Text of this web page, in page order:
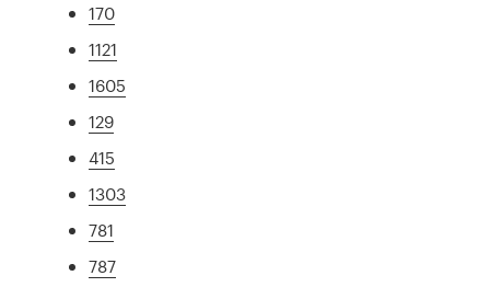
170
1121
1605
129
415
1303
781
787